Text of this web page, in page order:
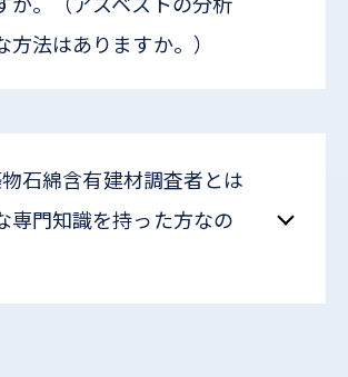
方法はありますか。）
石綿含有建材調査者とは
専門知識を持った方なの